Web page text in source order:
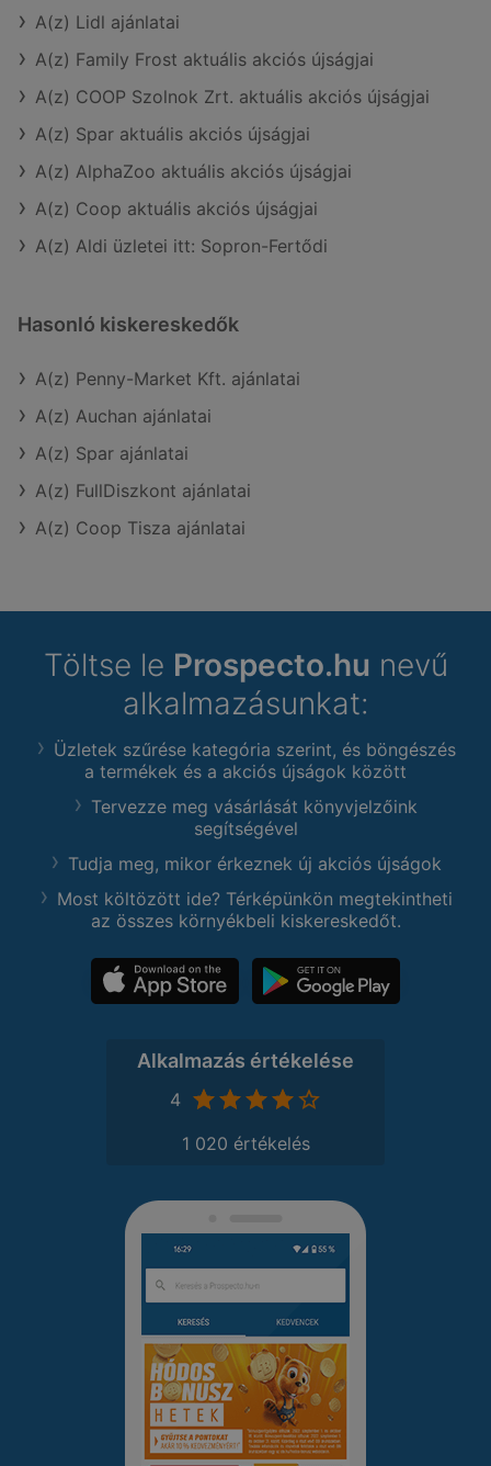
A(z) Lidl ajánlatai
A(z) Family Frost aktuális akciós újságjai
A(z) COOP Szolnok Zrt. aktuális akciós újságjai
A(z) Spar aktuális akciós újságjai
A(z) AlphaZoo aktuális akciós újságjai
A(z) Coop aktuális akciós újságjai
A(z) Aldi üzletei itt: Sopron-Fertődi
Hasonló kiskereskedők
A(z) Penny-Market Kft. ajánlatai
A(z) Auchan ajánlatai
A(z) Spar ajánlatai
A(z) FullDiszkont ajánlatai
A(z) Coop Tisza ajánlatai
Töltse le Prospecto.hu nevű
alkalmazásunkat:
Üzletek szűrése kategória szerint, és böngészés
a termékek és a akciós újságok között
Tervezze meg vásárlását könyvjelzőink
segítségével
Tudja meg, mikor érkeznek új akciós újságok
Most költözött ide? Térképünkön megtekintheti
az összes környékbeli kiskereskedőt.
Alkalmazás értékelése
4
1 020 értékelés